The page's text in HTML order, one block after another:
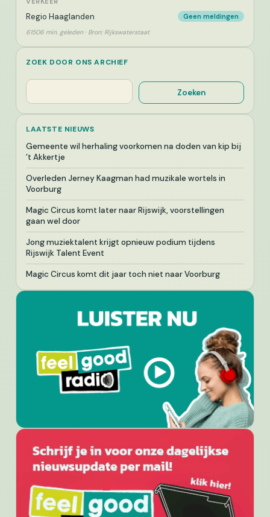
Regio Haaglanden Geen meldingen
61506 min. geleden · Bron: Rijkswaterstaat
ZOEK DOOR ONS ARCHIEF
Zoeken
Zoeken
LAATSTE NIEUWS
Gemeente wil herhaling voorkomen na doden van kip bij
’t Akkertje
Overleden Jerney Kaagman had muzikale wortels in
Voorburg
Magic Circus komt later naar Rijswijk, voorstellingen
gaan wel door
Jong muziektalent krijgt opnieuw podium tijdens
Rijswijk Talent Event
Magic Circus komt dit jaar toch niet naar Voorburg